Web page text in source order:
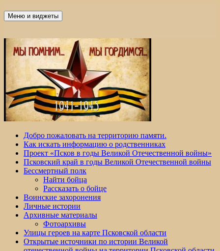
Победа 60
Меню и виджеты
Добро пожаловать на территорию памяти.
Как искать информацию о родственниках
Проект «Псков в годы Великой Отечественной войны»
Псковский край в годы Великой Отечественной войны
Бессмертный полк
Найти бойца
Рассказать о бойце
Воинские захоронения
Личные истории
Архивные материалы
Фотоархивы
Улицы героев на карте Псковской области
Открытые источники по истории Великой